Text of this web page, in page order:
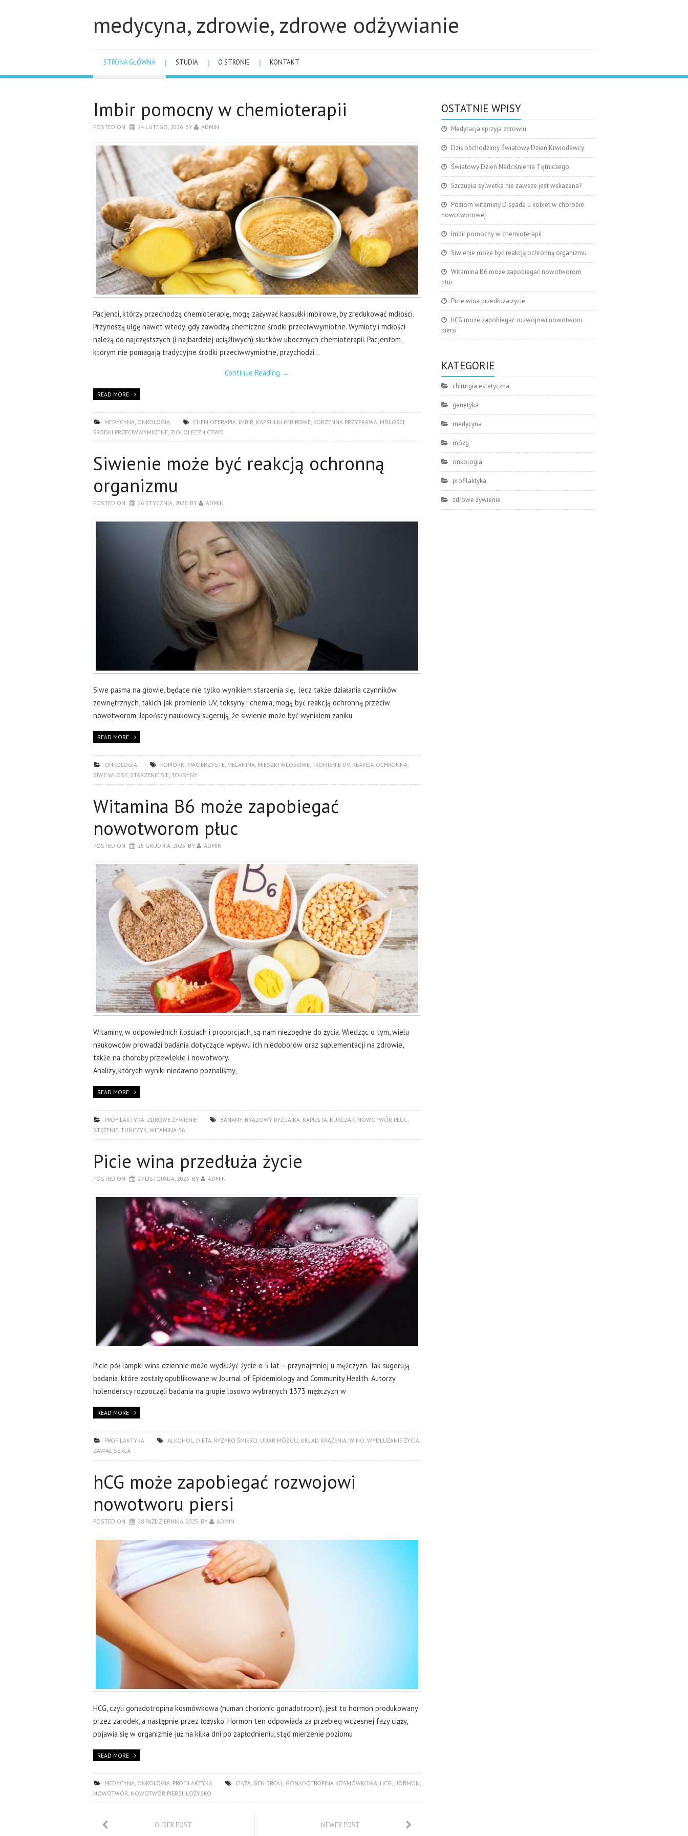
medycyna, zdrowie, zdrowe odżywianie
STRONA GŁÓWNA STUDIA O STRONIE KONTAKT
Imbir pomocny w chemioterapii
POSTED ON 24 LUTEGO, 2026 BY ADMIN
Pacjenci, którzy przechodzą chemioterapię, mogą zażywać kapsułki imbirowe, by zredukować mdłości.
Przynoszą ulgę nawet wtedy, gdy zawodzą chemiczne środki przeciwwymiotne. Wymioty i mdłości
należą do najczęstszych (i najbardziej uciążliwych) skutków ubocznych chemioterapii. Pacjentom,
którym nie pomagają tradycyjne środki przeciwwymiotne, przychodzi…
Continue Reading →
READ MORE
MEDYCYNA ONKOLOGIA CHEMIOTERAPIA IMBIR KAPSUŁKI IMBIROWE, KORZENNA PRZYPRAWA MDŁOŚCI
ŚRODKI PRZECIWWYMIOTNE ZIOŁOLECZNICTWO
Siwienie może być reakcją ochronną
organizmu
POSTED ON 26 STYCZNIA, 2026 BY ADMIN
Siwe pasma na głowie, będące nie tylko wynikiem starzenia się, lecz także działania czynników
zewnętrznych, takich jak promienie UV, toksyny i chemia, mogą być reakcją ochronną przeciw
nowotworom. Japońscy naukowcy sugerują, że siwienie może być wynikiem zaniku
READ MORE
ONKOLOGIA KOMÓRKI MACIERZYSTE, MELANINA MIESZKI WŁOSOWE, PROMIENIE UV, REAKCJA OCHRONNA
SIWE WŁOSY, STARZENIE SIĘ TOKSYNY
Witamina B6 może zapobiegać
nowotworom płuc
POSTED ON 25 GRUDNIA, 2025 BY ADMIN
Witaminy, w odpowiednich ilościach i proporcjach, są nam niezbędne do życia. Wiedząc o tym, wielu
naukowców prowadzi badania dotyczące wpływu ich niedoborów oraz suplementacji na zdrowie,
także na choroby przewlekłe i nowotwory.
Analizy, których wyniki niedawno poznaliśmy,
READ MORE
PROFILAKTYKA, ZDROWE ŻYWIENIE BANANY, BRĄZOWY RYŻ,JAJKA, KAPUSTA, KURCZAK, NOWOTWÓR PŁUC,
STĘŻENIE, TUŃCZYK, WITAMINA B6
Picie wina przedłuża życie
POSTED ON 27 LISTOPADA, 2025 BY ADMIN
Picie pół lampki wina dziennie może wydłużyć życie o 5 lat – przynajmniej u mężczyzn. Tak sugerują
badania, które zostały opublikowane w Journal of Epidemiology and Community Health. Autorzy
holenderscy rozpoczęli badania na grupie losowo wybranych 1373 mężczyzn w
READ MORE
PROFILAKTYKA ALKOHOL, DIETA, RYZYKO ŚMIERCI, UDAR MÓZGU, UKŁAD KRĄŻENIA, WINO, WYDŁUŻANIE ŻYCIA,
ZAWAŁ SERCA
hCG może zapobiegać rozwojowi
nowotworu piersi
POSTED ON 28 PAŹDZIERNIKA, 2025 BY ADMIN
HCG, czyli gonadotropina kosmówkowa (human chorionic gonadotropin), jest to hormon produkowany
przez zarodek, a następnie przez łożysko. Hormon ten odpowiada za przebieg wczesnej fazy ciąży,
pojawia się w organizmie już na kilka dni po zapłodnieniu, stąd mierzenie poziomu
READ MORE
MEDYCYNA ONKOLOGIA PROFILAKTYKA CIĄŻA GEN BRCA1 GONADOTROPINA KOSMÓWKOWA HCG HORMON
NOWOTWÓR NOWOTWÓR PIERSI ŁOŻYSKO
OLDER POST NEWER POST
OSTATNIE WPISY
Medytacja sprzyja zdrowiu
Dziś obchodzimy Światowy Dzień Krwiodawcy
Światowy Dzień Nadciśnienia Tętniczego
Szczupła sylwetka nie zawsze jest wskazana?
Poziom witaminy D spada u kobiet w chorobie
nowotworowej
Imbir pomocny w chemioterapii
Siwienie może być reakcją ochronną organizmu
Witamina B6 może zapobiegać nowotworom
płuc
Picie wina przedłuża życie
hCG może zapobiegać rozwojowi nowotworu
piersi
KATEGORIE
chirurgia estetyczna
genetyka
medycyna
mózg
onkologia
profilaktyka
zdrowe żywienie